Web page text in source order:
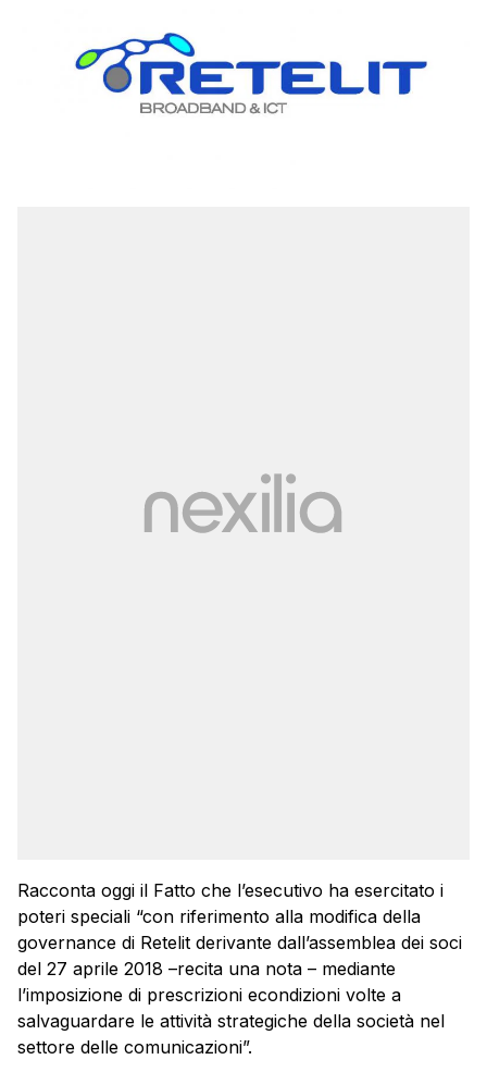
Racconta oggi il Fatto che l’esecutivo ha esercitato i
poteri speciali “con riferimento alla modifica della
governance di Retelit derivante dall’assemblea dei soci
del 27 aprile 2018 –recita una nota – mediante
l’imposizione di prescrizioni econdizioni volte a
salvaguardare le attività strategiche della società nel
settore delle comunicazioni”.